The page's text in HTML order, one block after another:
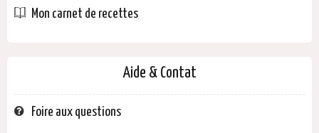
Mon carnet de recettes
Aide & Contat
Foire aux questions